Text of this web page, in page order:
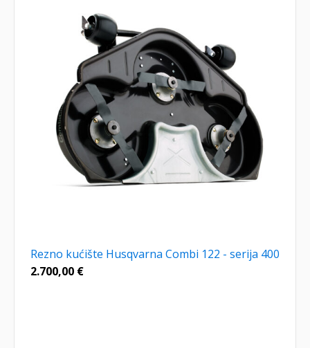
Rezno kućište Husqvarna Combi 122 - serija 400
2.700,00 €